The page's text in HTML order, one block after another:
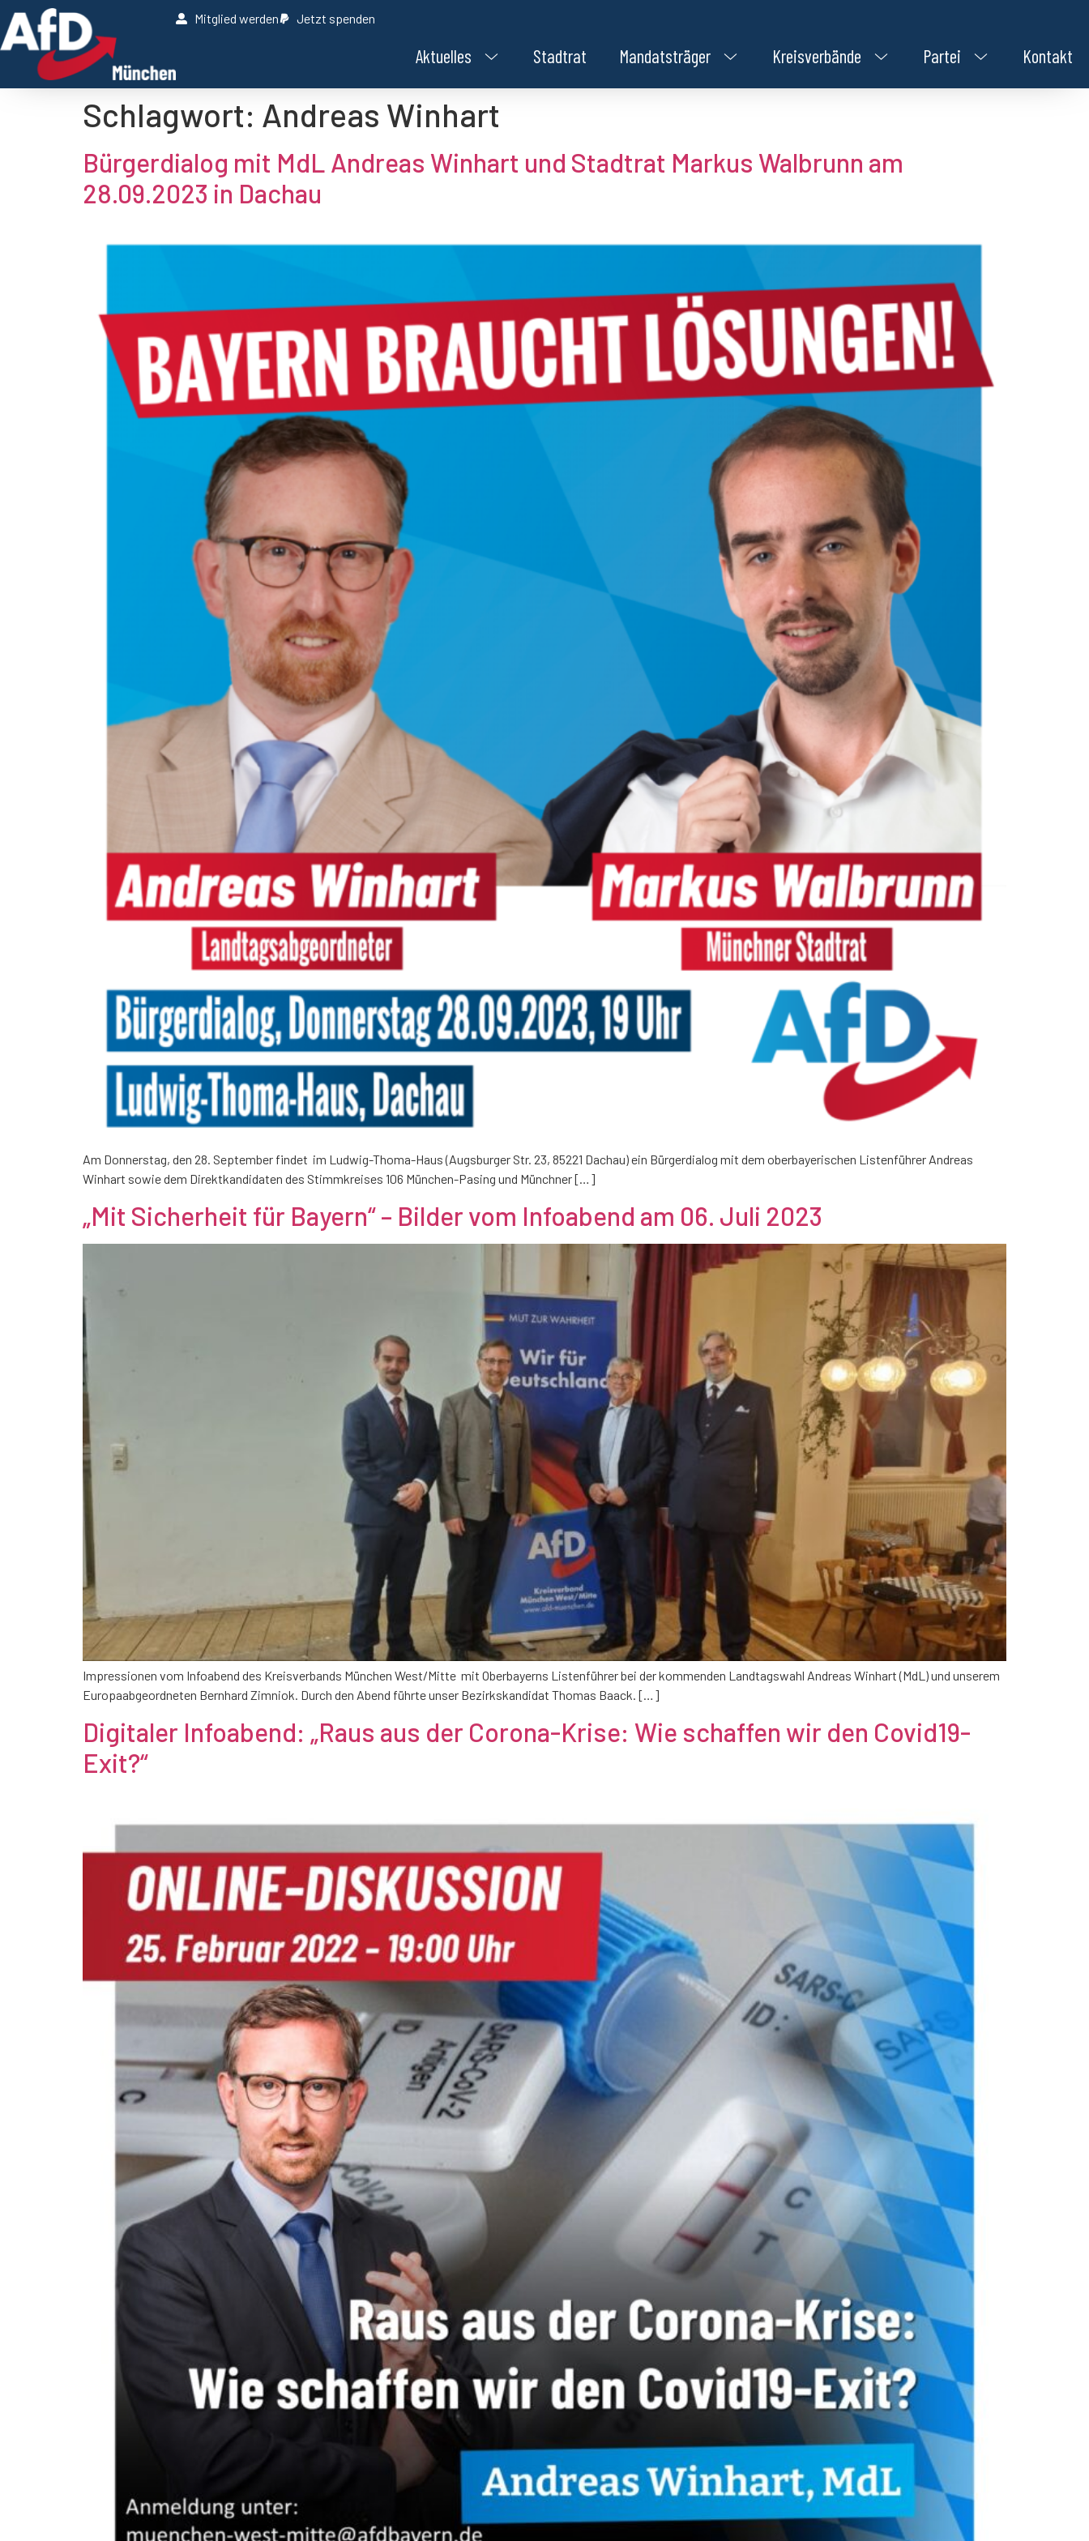
Mitglied werden Jetzt spenden
Aktuelles Stadtrat Mandatsträger Kreisverbände Partei Kontakt
Schlagwort: Andreas Winhart
Bürgerdialog mit MdL Andreas Winhart und Stadtrat Markus Walbrunn am
28.09.2023 in Dachau
Am Donnerstag, den 28. September findet im Ludwig-Thoma-Haus (Augsburger Str. 23, 85221 Dachau) ein Bürgerdialog mit dem oberbayerischen Listenführer Andreas
Winhart sowie dem Direktkandidaten des Stimmkreises 106 München-Pasing und Münchner […]
„Mit Sicherheit für Bayern“ – Bilder vom Infoabend am 06. Juli 2023
Impressionen vom Infoabend des Kreisverbands München West/Mitte mit Oberbayerns Listenführer bei der kommenden Landtagswahl Andreas Winhart (MdL) und unserem
Europaabgeordneten Bernhard Zimniok. Durch den Abend führte unser Bezirkskandidat Thomas Baack. […]
Digitaler Infoabend: „Raus aus der Corona-Krise: Wie schaffen wir den Covid19-
Exit?“